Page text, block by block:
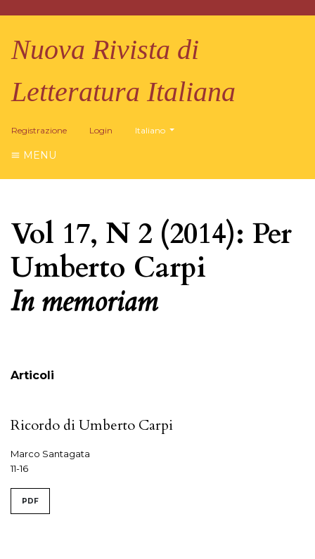
Nuova Rivista di
Letteratura Italiana
Registrazione Login Italiano
MENU
Vol 17, N 2 (2014): Per
Umberto Carpi
In memoriam
Articoli
Ricordo di Umberto Carpi
Marco Santagata
11-16
PDF